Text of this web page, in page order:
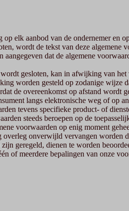
elk aanbod van de ondernemer en
wordt de tekst van deze
aangegeven dat de algemene
gesloten, kan in afwijking van
worden gesteld op zodanige wijze
de overeenkomst op afstand wordt
langs elektronische weg of op
tevens specifieke product- of
steeds beroepen op de
voorwaarden op enig moment
onverwijld vervangen
geregeld, dienen te worden
of meerdere bepalingen van onze